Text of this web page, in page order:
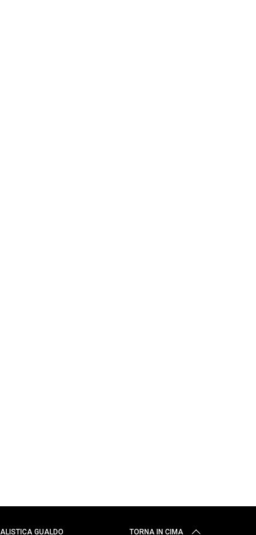
GUALDO TORNA IN CIMA